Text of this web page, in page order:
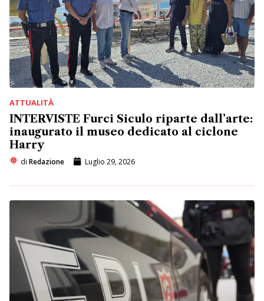
ATTUALITÀ
INTERVISTE Furci Siculo riparte dall’arte:
inaugurato il museo dedicato al ciclone
Harry
di Redazione Luglio 29, 2026